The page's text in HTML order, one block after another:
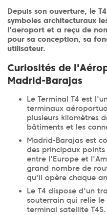
Depuis son ouverture, le
symboles architecturaux
l'aeroport et a reçu de
pour sa conception, sa
utilisateur.
Curiosités de
Madrid-Barajas
Le Terminal T4 est
terminaux
plusieurs kilomètres
bâtiments et les
Madrid-Barajas est
des principaux
entre l'Europe et
grand nombre de
qu'il opère chaque
Le T4 dispose d'un
souterrain qui relie
terminal satellite T4S.